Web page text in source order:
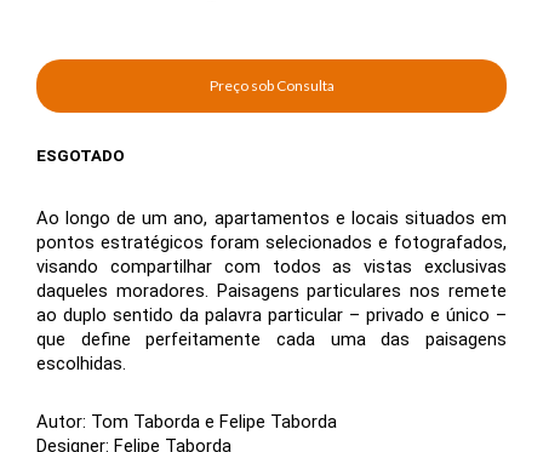
ESGOTADO
Ao longo de um ano, apartamentos e locais situados em
pontos estratégicos foram selecionados e fotografados,
visando compartilhar com todos as vistas exclusivas
daqueles moradores. Paisagens particulares nos remete
ao duplo sentido da palavra particular – privado e único –
que define perfeitamente cada uma das paisagens
escolhidas.
Autor: Tom Taborda e Felipe Taborda
Designer: Felipe Taborda